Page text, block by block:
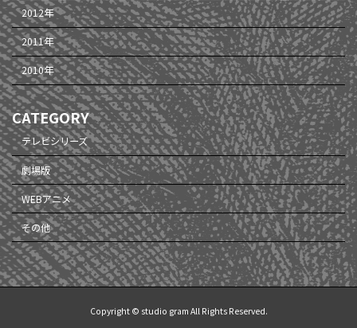
2012年
2011年
2010年
CATEGORY
テレビシリーズ
劇場版
WEBアニメ
その他
Copyright © studio gram All Rights Reserved.